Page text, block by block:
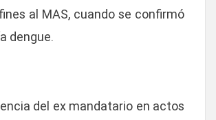
al MAS, cuando se confirmó
dengue.
del ex mandatario en actos